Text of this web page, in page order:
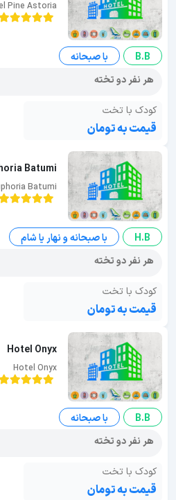
Pine Astoria
B.B
با صبحانه
هر نفر دو تخته
کودک با تخت
قیمت به تومان
Batumi
Batumi
H.B
با صبحانه و نهار یا شام
هر نفر دو تخته
کودک با تخت
قیمت به تومان
Hotel Onyx
Hotel Onyx
B.B
با صبحانه
هر نفر دو تخته
کودک با تخت
قیمت به تومان